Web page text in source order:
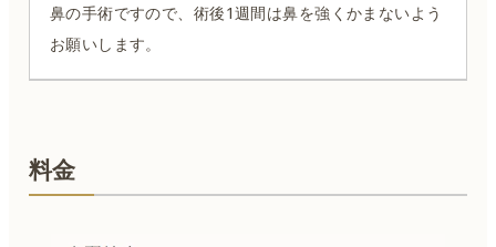
鼻の手術ですので、術後1週間は鼻を強くかまないよう
お願いします。
料金